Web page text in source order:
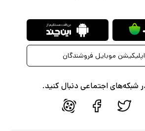
اپلیکیشن موبایل فروشندگان
شبکه‌های اجتماعی دنبال کنید.